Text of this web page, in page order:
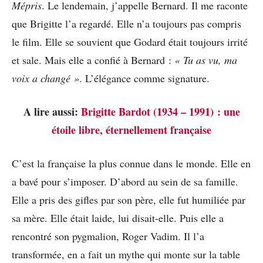
Mépris. Le lendemain, j’appelle Bernard. Il me raconte
que Brigitte l’a regardé. Elle n’a toujours pas compris
le film. Elle se souvient que Godard était toujours irrité
et sale. Mais elle a confié à Bernard : « Tu as vu, ma
voix a changé ». L’élégance comme signature.
A lire aussi: Brigitte Bardot (1934 – 1991) : une
étoile libre, éternellement française
C’est la française la plus connue dans le monde. Elle en
a bavé pour s’imposer. D’abord au sein de sa famille.
Elle a pris des gifles par son père, elle fut humiliée par
sa mère. Elle était laide, lui disait-elle. Puis elle a
rencontré son pygmalion, Roger Vadim. Il l’a
transformée, en a fait un mythe qui monte sur la table